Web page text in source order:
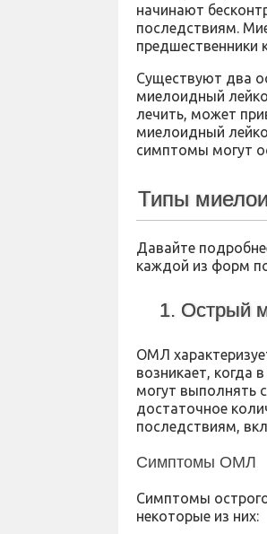
начинают
последствиям.
предшественники
Существуют два
миелоидный
лечить, может
миелоидный
симптомы могут
Типы
Давайте
каждой из форм
1. Острый
ОМЛ
возникает, когда
могут выполнять
достаточное
последствиям,
Симптомы ОМЛ
Симптомы
некоторые из них: